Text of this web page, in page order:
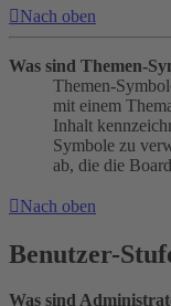
Nach oben
Was sind Themen-
Themen-
mit einem
Inhalt
Symbole zu
ab, die die
Nach oben
Benutzer-
Was sind